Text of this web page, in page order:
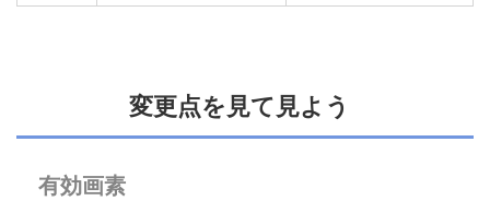
変更点を見て見よう
有効画素